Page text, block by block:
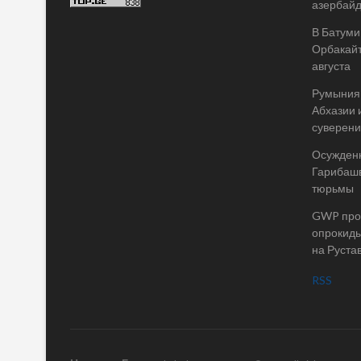
В
августа
Румыния
Абхазии
тюрьмы
GWP
на
RSS